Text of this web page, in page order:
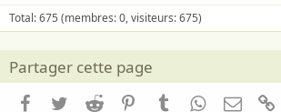
Total: 675 (membres: 0, visiteurs: 675)
Partager cette page
Facebook
TwitterReddit PinterestTumblrWhatsApp
Email